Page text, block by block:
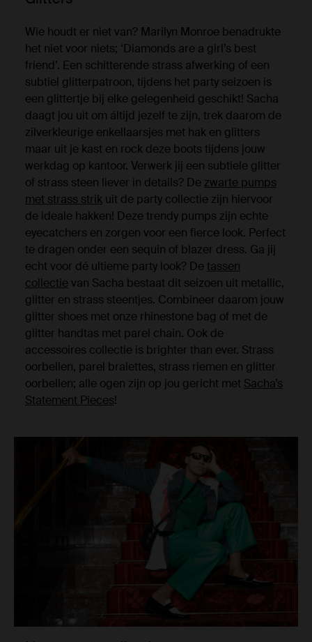
Wie houdt er niet van? Marilyn Monroe benadrukte
het niet voor niets; ‘Diamonds are a girl’s best
friend’. Een schitterende strass afwerking of een
subtiel glitterpatroon, tijdens het party seizoen is
een glittertje bij elke gelegenheid geschikt! Sacha
daagt jou uit om áltijd jezelf te zijn, trek daarom de
zilverkleurige enkellaarsjes met hak en glitters
maar uit je kast en rock deze boots tijdens jouw
werkdag op kantoor. Verwerk jij een subtiele glitter
of strass steen liever in details? De zwarte pumps
met strass strik uit de party collectie zijn hiervoor
de ideale hakken! Deze trendy pumps zijn echte
eyecatchers en zorgen voor een fierce look. Perfect
te dragen onder een sequin of blazer dress. Ga jij
echt voor dé ultieme party look? Detassen
collectievan Sacha bestaat dit seizoen uit metallic,
glitter en strass steentjes. Combineer daarom jouw
glitter shoes met onze rhinestone bag of met de
glitter handtas met parel chain. Ook de
accessoires collectie is brighter than ever. Strass
oorbellen, parel bralettes, strass riemen en glitter
oorbellen; alle ogen zijn op jou gericht met Sacha’s
Statement Pieces!